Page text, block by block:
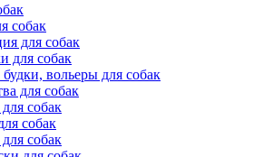
собак
для собак
для собак
вольеры для собак
для собак
собак
собак
собак